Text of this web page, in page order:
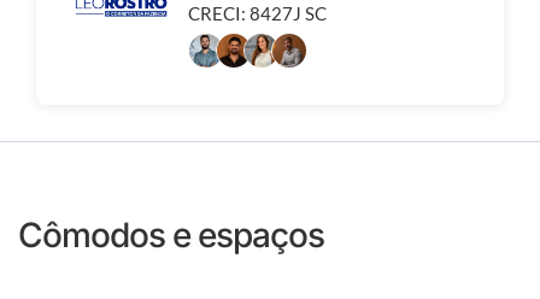
CRECI: 8427J SC
Cômodos e espaços